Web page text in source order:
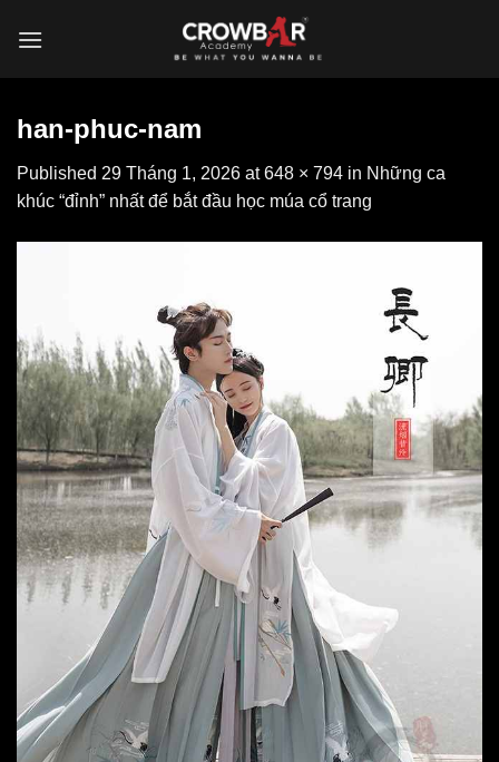
han-phuc-nam
Published 29 Tháng 1, 2026 at648 × 794 in Những ca
khúc “đỉnh” nhất để bắt đầu học múa cổ trang